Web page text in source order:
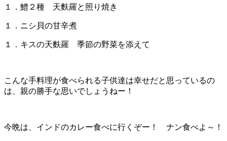
１．鱧２種 天麩羅と照り焼き
１．ニシ貝の甘辛煮
１．キスの天麩羅 季節の野菜を添えて
こんな手料理が食べられる子供達は幸せだと思っているの
は、親の勝手な思いでしょうねー！
今晩は、インドのカレー食べに行くぞー！ ナン食べよ～！